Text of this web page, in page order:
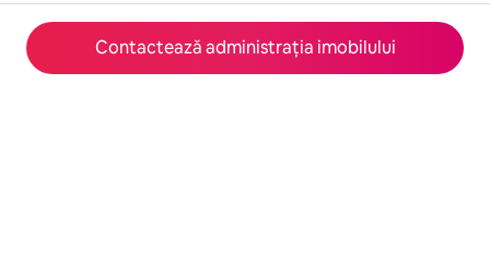
Contactează administrația imobilului